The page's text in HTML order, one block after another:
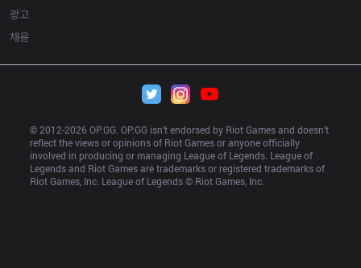
광고
채용
© 2012-2026 OP.GG. OP.GG isn’t endorsed by Riot Games and doesn’t
reflect the views or opinions of Riot Games or anyone officially
involved in producing or managing League of Legends. League of
Legends and Riot Games are trademarks or registered trademarks of
Riot Games, Inc. League of Legends © Riot Games, Inc.